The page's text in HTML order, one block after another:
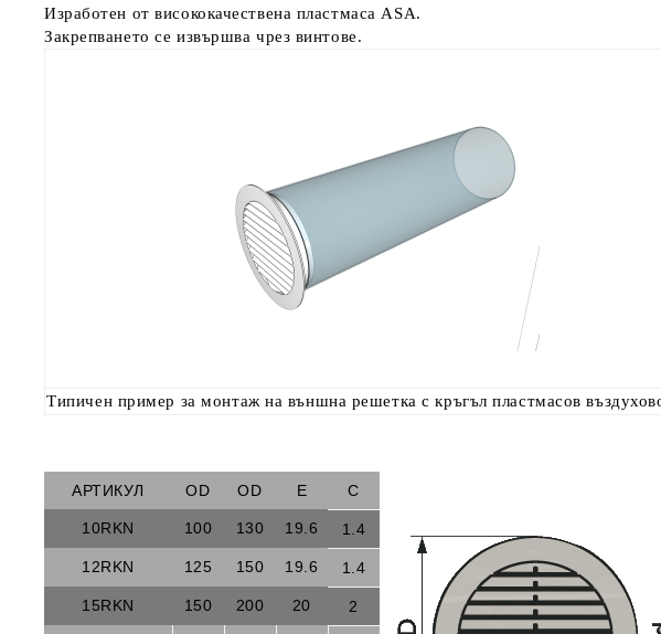
Изработен от висококачествена пластмаса ASA.
Закрепването се извършва чрез винтове.
Типичен пример за монтаж на външна решетка с кръгъл пластмасов
АРТИКУЛ OD OD E C
10RKN 100 130 19.6 1.4
12RKN 125 150 19.6 1.4
15RKN 150 200 20 2